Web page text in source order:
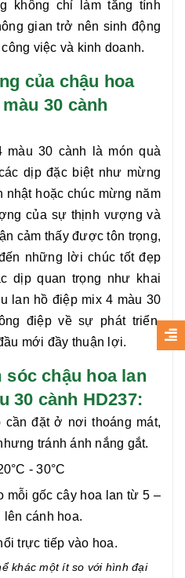
không chỉ làm tăng tính
gian trở nên sinh động
việc và kinh doanh.
của chậu hoa
30 cành
màu 30 cành là món quà
dịp đặc biệt như mừng
hoặc chúc mừng năm
của sự thịnh vượng và
cảm thấy được tôn trọng,
những lời chúc tốt đẹp
dịp quan trọng như khai
lan hồ điệp mix 4 màu 30
điệp về sự phát triển,
mới đầy thuận lợi.
chậu hoa lan
30 cành HD237:
cần đặt ở nơi thoáng mát,
tránh ánh nắng gắt.
- 30°C
gốc cây hoa lan từ 5 –
cánh hoa.
trực tiếp vào hoa.
khác một ít so với hình đại